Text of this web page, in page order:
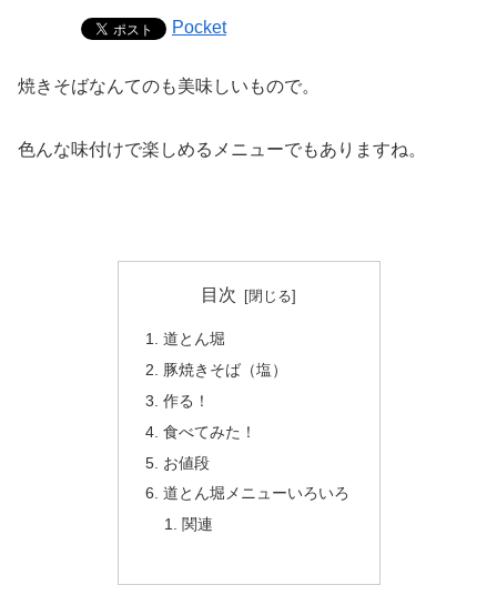
Pocket
焼きそばなんてのも美味しいもので。
色んな味付けで楽しめるメニューでもありますね。
目次
道とん堀
豚焼きそば（塩）
作る！
食べてみた！
お値段
道とん堀メニューいろいろ
関連